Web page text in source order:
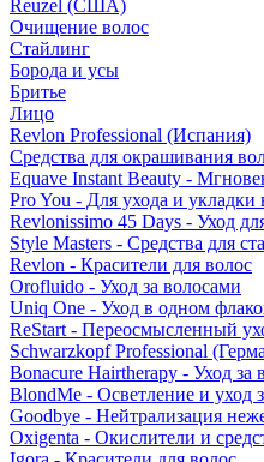
Reuzel (США)
Очищение волос
Стайлинг
Борода и усы
Бритье
Лицо
Revlon Professional (Испания)
Средства для окрашивания
Equave Instant Beauty -
Pro You - Для ухода и укладки
Revlonissimo 45 Days - Уход
Style Masters - Средства для
Revlon - Красители для волос
Orofluido - Уход за волосами
Uniq One - Уход в одном
ReStart - Переосмысленный
Schwarzkopf Professional
Bonacure Hairtherapy - Уход за
BlondMe - Осветление и уход
Goodbye - Нейтрализация
Oxigenta - Окислители и